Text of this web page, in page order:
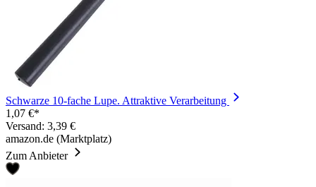
Schwarze 10-fache Lupe. Attraktive Verarbeitung
1,07 €*
Versand: 3,39 €
amazon.de (Marktplatz)
Zum Anbieter